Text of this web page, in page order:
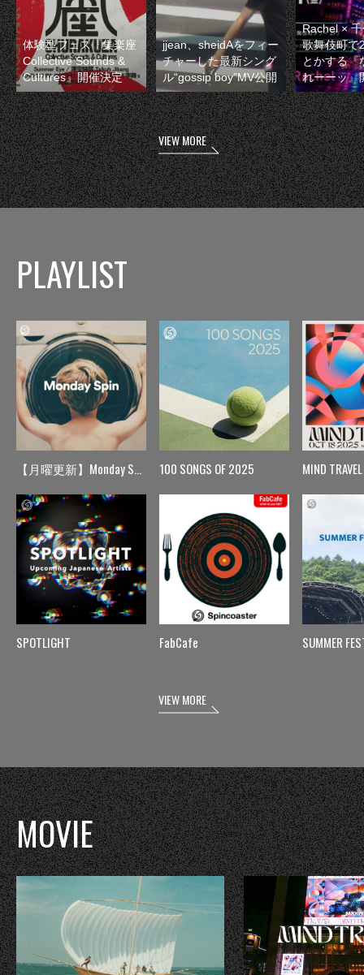
体験型フェス『集楽座
Collective Sounds &
Cultures』開催決定
jjean、sheidAをフィー
チャーした最新シング
ル“gossip boy”MV公開
Rachel ×
歌舞伎町で
とかする『
れーーッ』
VIEW MORE
PLAYLIST
【月曜更新】Monday Spin
SPOTLIGHT
100 SONGS OF 2025
FabCafe
MIND TRAVEL
SUMMER
VIEW MORE
MOVIE